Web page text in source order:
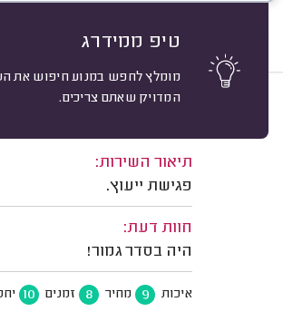
טיפ ממידרג
מומלץ לחפש במנוע חיפוש את
המדויק שאתם צריכים.
סוג השירות
אורנה שלי, ירושלים.
תיאור השירות:
פגישת ייעוץ.
חוות דעת:
היה בסדר גמור!
איכות 9 מחיר 8 זמנים 10